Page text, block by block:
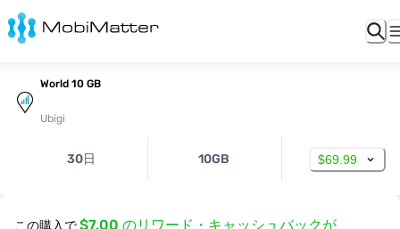
World 10 GB
Ubigi
30日 10GB $69.99
この購入で$7.00 のリワード・キャッシュバックが